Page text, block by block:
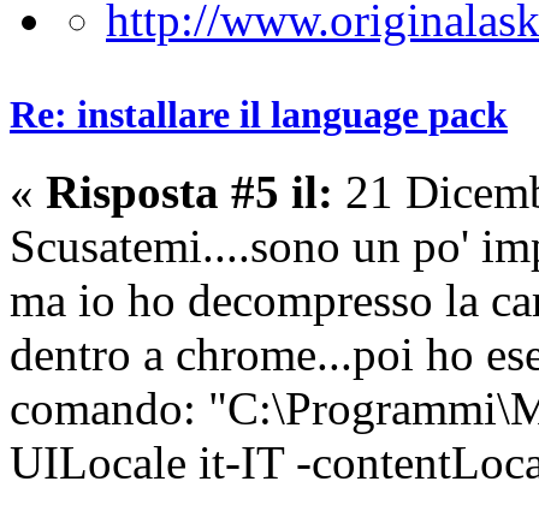
Re: installare il language pack
« Risposta #5 il: 21
Scusatemi....sono un po'
ma io ho decompresso la
dentro a chrome...poi ho
comando:
UILocale it-IT -